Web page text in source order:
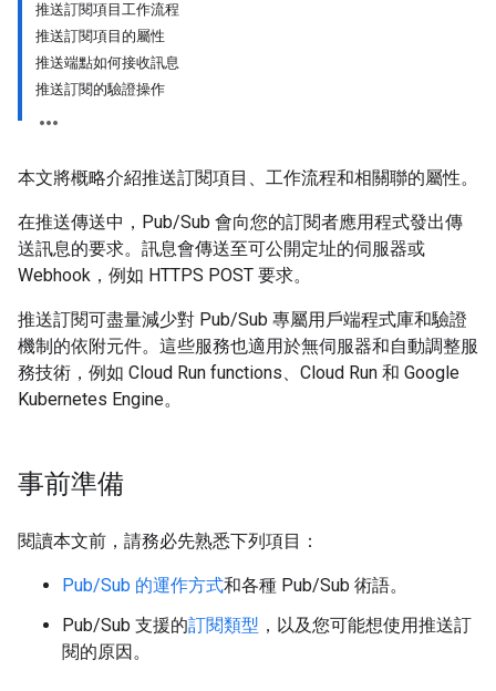
推送訂閱項目工作流程
推送訂閱項目的屬性
推送端點如何接收訊息
推送訂閱的驗證操作
本文將概略介紹推送訂閱項目、工作流程和相關聯的屬性。
在推送傳送中，Pub/Sub 會向您的訂閱者應用程式發出傳
送訊息的要求。訊息會傳送至可公開定址的伺服器或
Webhook，例如 HTTPS POST 要求。
推送訂閱可盡量減少對 Pub/Sub 專屬用戶端程式庫和驗證
機制的依附元件。這些服務也適用於無伺服器和自動調整服
務技術，例如 Cloud Run functions、Cloud Run 和 Google
Kubernetes Engine。
事前準備
閱讀本文前，請務必先熟悉下列項目：
Pub/Sub 的運作方式和各種 Pub/Sub 術語。
Pub/Sub 支援的訂閱類型 ，以及您可能想使用推送訂
閱的原因。